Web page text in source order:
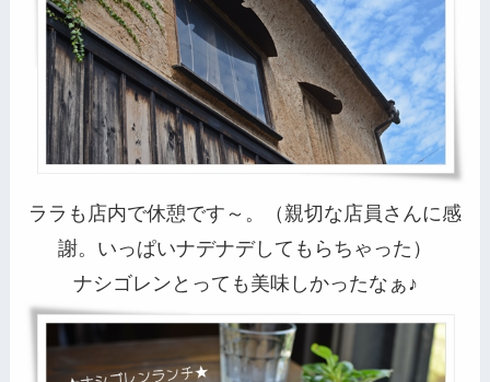
ララも店内で休憩です～。（親切な店員さんに感
謝。いっぱいナデナデしてもらちゃった）
ナシゴレンとっても美味しかったなぁ♪